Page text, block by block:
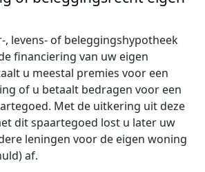
, levens- of beleggingshypotheek
financiering van uw eigen
u meestal premies voor een
of u betaalt bedragen voor een
Met de uitkering uit deze
dit spaartegoed lost u later uw
leningen voor de eigen woning
af.